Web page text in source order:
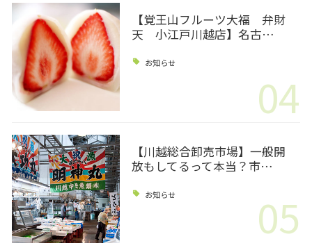
【覚王山フルーツ大福 弁財
天 小江戸川越店】名古…
お知らせ
04
【川越総合卸売市場】一般開
放もしてるって本当？市…
お知らせ 05